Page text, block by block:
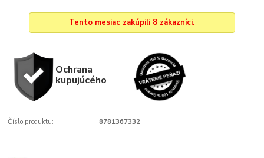
Tento mesiac zakúpili 8 zákazníci.
Ochrana
kupujúcého
Číslo produktu: 8781367332